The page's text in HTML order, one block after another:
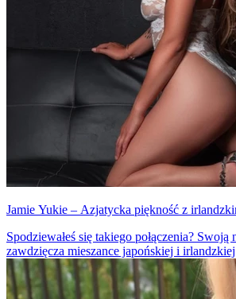
Jamie Yukie – Azjatycka piękność z
Spodziewałeś się takiego połączenia?
zawdzięcza mieszance japońskiej i
przyznać, że efekt jest spektakularny.